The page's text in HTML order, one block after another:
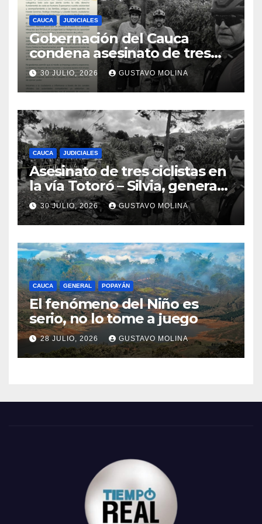
CAUCA JUDICIALES
Gobernación del Cauca
condena asesinato de tres
ciudadanos y exige medidas
urgentes al Gobierno
Nacional
30 JULIO, 2026 GUSTAVO MOLINA
CAUCA JUDICIALES
Asesinato de tres ciclistas en
la vía Totoró – Silvia, genera
consternación en el Cauca
30 JULIO, 2026 GUSTAVO MOLINA
CAUCA GENERAL POPAYÁN
El fenómeno del Niño es
serio, no lo tome a juego
28 JULIO, 2026 GUSTAVO MOLINA